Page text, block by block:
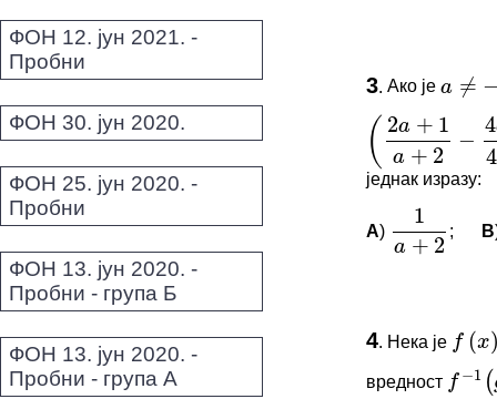
ФОН 12. јун 2021. -
Пробни
ФОН 30. јун 2020.
ФОН 25. јун 2020. -
Пробни
ФОН 13. јун 2020. -
Пробни - група Б
ФОН 13. јун 2020. -
Пробни - група А
ПИТАЊА
Овај
*Морате бити
3. Ако јеa≠−1 2
(2 a + 1
−
4
(2 a+1a+2− 4a+ 2
једнак изразу:
A)
1
a +2
1a+2 ; B
ПИТАЊА
Овај
4. Нека је f(x)=1
вредност f− 1(g(